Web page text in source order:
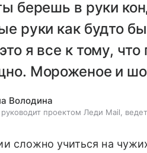
берешь в руки
руки как будто
я все к тому,
Мороженое и
Володина
проектом Леди Mail,
сложно учиться на